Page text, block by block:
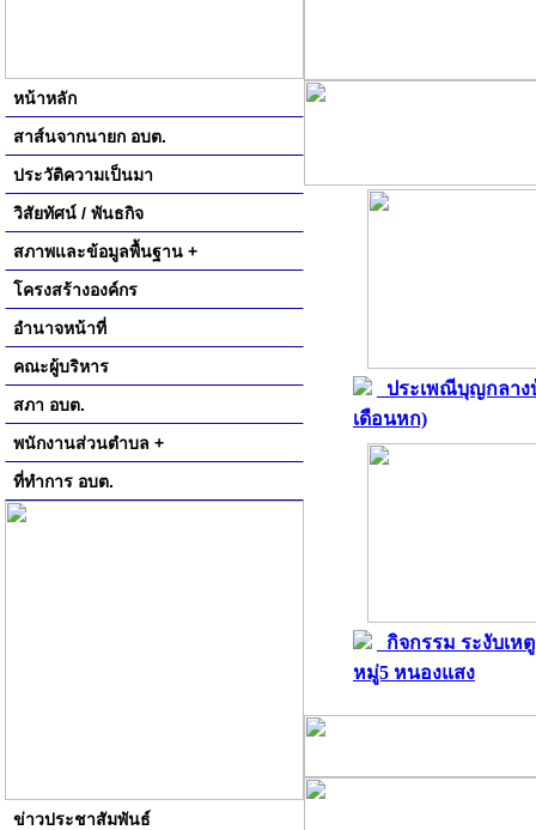
หน้าหลัก
สาส์นจากนายก อบต.
ประวัติความเป็นมา
วิสัยทัศน์ / พันธกิจ
สภาพและข้อมูลพื้นฐาน +
โครงสร้างองค์กร
อำนาจหน้าที่
คณะผู้บริหาร
สภา อบต.
พนักงานส่วนตำบล +
ที่ทำการ อบต.
ข่าวประชาสัมพันธ์
ประเพณีบุญกลา
เดือนหก)
กิจกรรม ระงับเห
หมู่5 หนองแสง